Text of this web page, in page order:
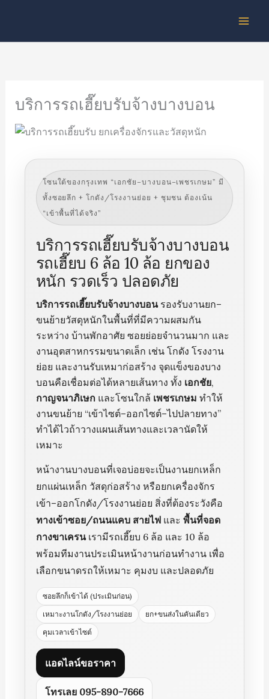
content
บริการรถเฮี๊ยบรับจ้างบางบอน
โซนใต้ของกรุงเทพ “เอกชัย–บางบอน–เพชรเกษม” มี
ทั้งซอยลึก + โกดัง/โรงงานย่อย + ชุมชน ต้องเน้น
“เข้าพื้นที่ได้จริง”
บริการรถเฮี๊ยบรับจ้างบางบอน
รถเฮี๊ยบ 6 ล้อ 10 ล้อ ยกของ
หนัก รวดเร็ว ปลอดภัย
บริการรถเฮี๊ยบรับจ้างบางบอนรองรับงานยก–
ขนย้ายวัสดุหนักในพื้นที่ที่มีความผสมกัน
ระหว่าง บ้านพักอาศัย ซอยย่อยจำนวนมาก และ
งานอุตสาหกรรมขนาดเล็ก เช่น โกดัง โรงงาน
ย่อย และงานรับเหมาก่อสร้าง จุดแข็งของบาง
บอนคือเชื่อมต่อได้หลายเส้นทาง ทั้ง เอกชัย,
กาญจนาภิเษก และโซนใกล้ เพชรเกษม ทำให้
งานขนย้าย “เข้าไซต์–ออกไซต์–ไปปลายทาง”
ทำได้ไวถ้าวางแผนเส้นทางและเวลานัดให้
เหมาะ
หน้างานบางบอนที่เจอบ่อยจะเป็นงานยกเหล็ก
ยกแผ่นเหล็ก วัสดุก่อสร้าง หรือยกเครื่องจักร
เข้า–ออกโกดัง/โรงงานย่อย สิ่งที่ต้องระวังคือ
ทางเข้าซอย/ถนนแคบ สายไฟและ พื้นที่จอด
กางขาเครนเรามีรถเฮี๊ยบ 6 ล้อ และ 10 ล้อ
พร้อมทีมงานประเมินหน้างานก่อนทำงาน เพื่อ
เลือกขนาดรถให้เหมาะ คุมงบ และปลอดภัย
ซอยลึกก็เข้าได้ (ประเมินก่อน)
เหมาะงานโกดัง/โรงงานย่อย
ยก+ขนส่งในคันเดียว
คุมเวลาเข้าไซต์
แอดไลน์ขอราคา
โทรเลย 095-890-7666